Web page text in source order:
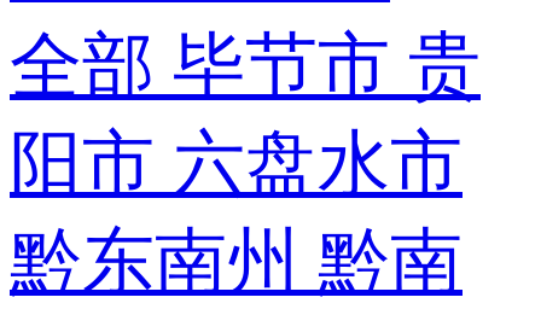
全部 毕节市 贵
阳市 六盘水市
黔东南州 黔南